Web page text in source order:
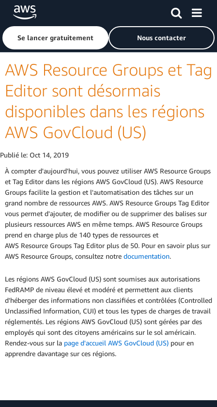
Passer au contenu principal
Cliquer ici pour revenir à la page d'accueil d'Amazon Web
Se lancer gratuitement Nous contacter
AWS Resource Groups et Tag
Editor sont désormais
disponibles dans les régions
AWS GovCloud (US)
Publié le: Oct 14, 2019
À compter d'aujourd'hui, vous pouvez utiliser AWS Resource Groups
et Tag Editor dans les régions AWS GovCloud (US). AWS Resource
Groups facilite la gestion et l'automatisation des tâches sur un
grand nombre de ressources AWS. AWS Resource Groups Tag Editor
vous permet d'ajouter, de modifier ou de supprimer des balises sur
plusieurs ressources AWS en même temps. AWS Resource Groups
prend en charge plus de 140 types de ressources et
AWS Resource Groups Tag Editor plus de 50. Pour en savoir plus sur
AWS Resource Groups, consultez notre documentation.
Les régions AWS GovCloud (US) sont soumises aux autorisations
FedRAMP de niveau élevé et modéré et permettent aux clients
d'héberger des informations non classifiées et contrôlées (Controlled
Unclassified Information, CUI) et tous les types de charges de travail
réglementés. Les régions AWS GovCloud (US) sont gérées par des
employés qui sont des citoyens américains sur le sol américain.
Rendez-vous sur la page d'accueil AWS GovCloud (US) pour en
apprendre davantage sur ces régions.